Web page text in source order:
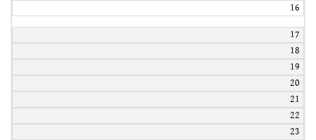
16
17
18
19
20
21
22
23